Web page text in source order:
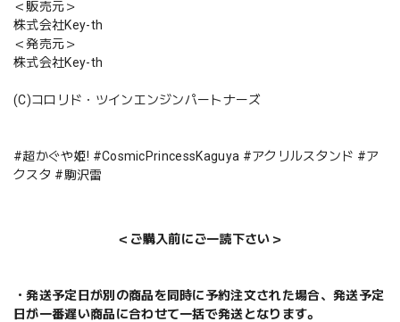
＜販売元＞
株式会社Key-th
＜発売元＞
株式会社Key-th
(C)コロリド・ツインエンジンパートナーズ
#超かぐや姫! #CosmicPrincessKaguya #アクリルスタンド #ア
クスタ #駒沢雷
＜ご購入前にご一読下さい＞
・発送予定日が別の商品を同時に予約注文された場合、発送予定
日が一番遅い商品に合わせて一括で発送となります。